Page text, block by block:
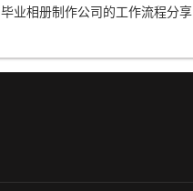
毕业相册制作公司的工作流程分享